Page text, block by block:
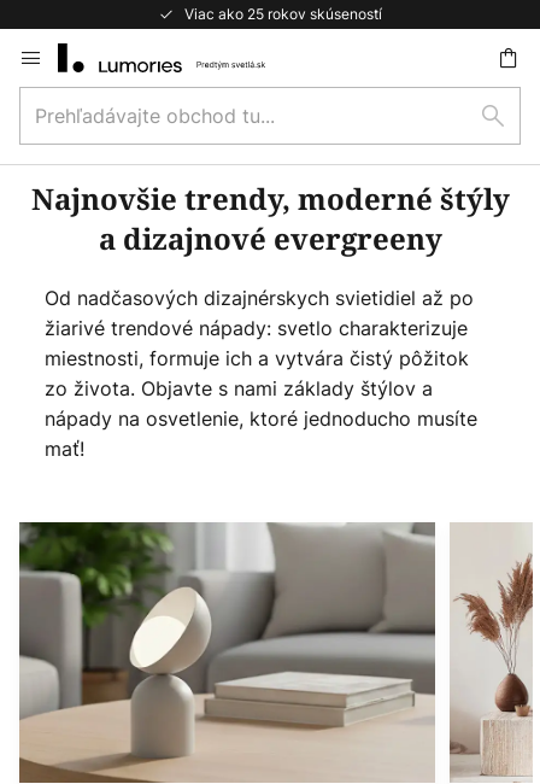
Viac ako 25 rokov skúseností
to
Content
obchod
tu...
Najnovšie trendy, moderné štýly
a dizajnové evergreeny
Od nadčasových dizajnérskych svietidiel až po
žiarivé trendové nápady: svetlo charakterizuje
miestnosti, formuje ich a vytvára čistý pôžitok
zo života. Objavte s nami základy štýlov a
nápady na osvetlenie, ktoré jednoducho musíte
mať!